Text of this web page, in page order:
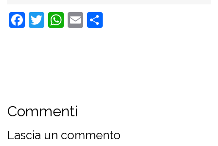
Facebook
Twitter
WhatsApp
Email
Commenti
Lascia un commento